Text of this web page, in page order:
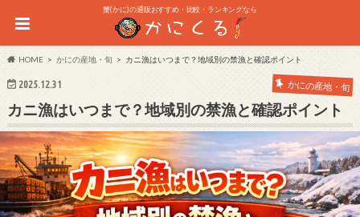
蟹(かに)の通販おすすめ・比較・ランキングなら
HOME かにの産地・旬 カニ漁はいつまで？地域別の禁漁と確認ポイント
2025.12.31 かにの産地・旬
カニ漁はいつまで？地域別の禁漁と確認ポイント